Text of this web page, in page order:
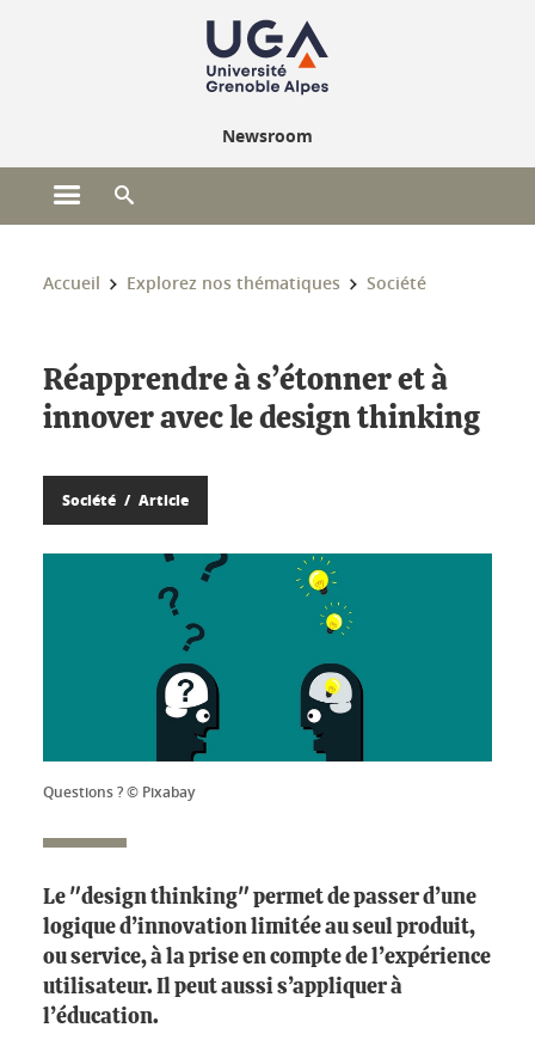
Newsroom
Ouvrir le menu principal
Vous êtes ici :
Accueil Explorez nos thématiques Société
Réapprendre à s’étonner et à
innover avec le design thinking
Société Article
Questions ? © Pixabay
Le "design thinking" permet de passer d’une
logique d’innovation limitée au seul produit,
ou service, à la prise en compte de l’expérience
utilisateur. Il peut aussi s’appliquer à
l’éducation.